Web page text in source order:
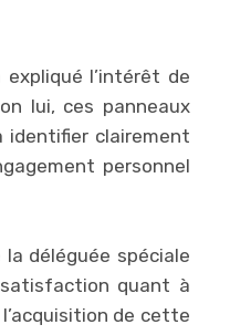
expliqué l’intérêt de
lui, ces panneaux
identifier clairement
personnel
la déléguée spéciale
quant à
de cette